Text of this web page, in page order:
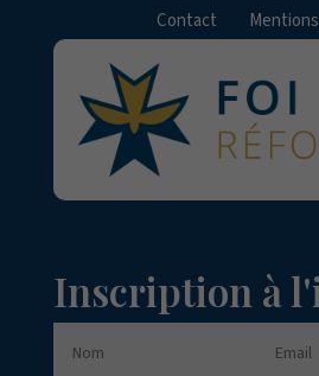
Contact
Inscription à